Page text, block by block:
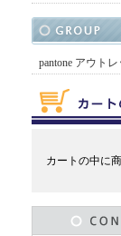
pantone アウト
カートの中に